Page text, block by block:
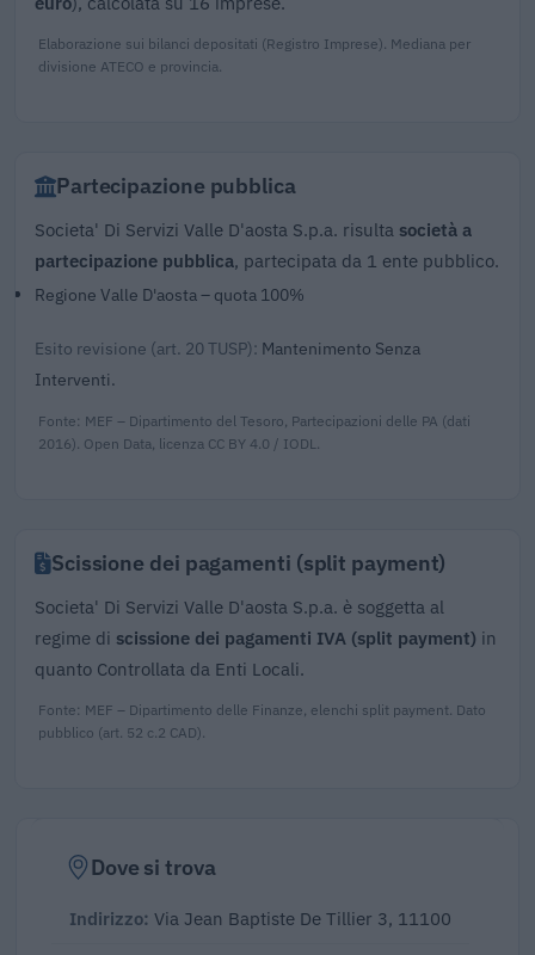
Elaborazione sui bilanci depositati (Registro Imprese). Mediana per
divisione ATECO e provincia.
Partecipazione pubblica
Societa' Di Servizi Valle D'aosta S.p.a. risulta società a
partecipazione pubblica, partecipata da 1 ente pubblico.
Regione Valle D'aosta – quota 100%
Esito revisione (art. 20 TUSP): Mantenimento Senza
Interventi.
Fonte: MEF – Dipartimento del Tesoro, Partecipazioni delle PA (dati
2016). Open Data, licenza CC BY 4.0 / IODL.
Scissione dei pagamenti (split payment)
Societa' Di Servizi Valle D'aosta S.p.a. è soggetta al
regime di scissione dei pagamenti IVA (split payment) in
quanto Controllata da Enti Locali.
Fonte: MEF – Dipartimento delle Finanze, elenchi split payment. Dato
pubblico (art. 52 c.2 CAD).
Dove si trova
Indirizzo: Via Jean Baptiste De Tillier 3, 11100